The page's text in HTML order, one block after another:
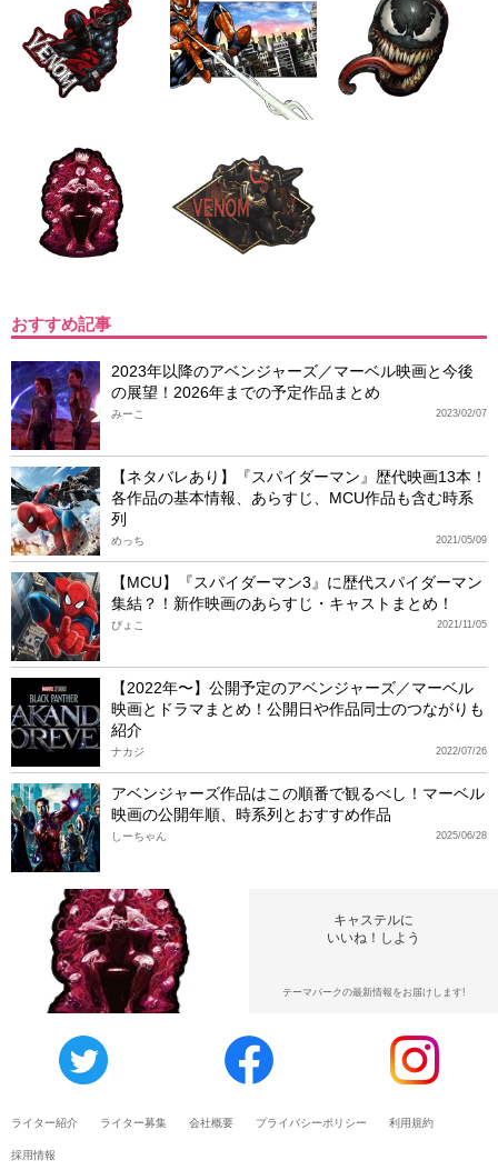
おすすめ記事
2023年以降のアベンジャーズ／マーベル映画と今後
の展望！2026年までの予定作品まとめ
2023/02/07
みーこ
【ネタバレあり】『スパイダーマン』歴代映画13本！
各作品の基本情報、あらすじ、MCU作品も含む時系
列
2021/05/09
めっち
【MCU】『スパイダーマン3』に歴代スパイダーマン
集結？！新作映画のあらすじ・キャストまとめ！
2021/11/05
ぴょこ
【2022年〜】公開予定のアベンジャーズ／マーベル
映画とドラマまとめ！公開日や作品同士のつながりも
紹介
2022/07/26
ナカジ
アベンジャーズ作品はこの順番で観るべし！マーベル
映画の公開年順、時系列とおすすめ作品
2025/06/28
しーちゃん
キャステルに
いいね！しよう
テーマパークの最新情報をお届けします!
ライター紹介 ライター募集 会社概要 プライバシーポリシー 利用規約
採用情報